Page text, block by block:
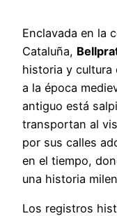
Enclavada en la
Cataluña,
historia y cultura
a la época
antiguo está
transportan al
por sus calles
en el tiempo,
una historia
Los registros